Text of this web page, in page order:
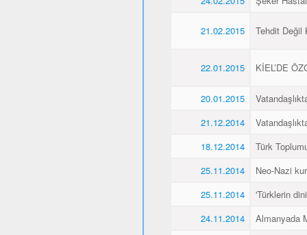
21.02.2015 Tehdit Değil
22.01.2015 KİEL’DE
20.01.2015
21.12.2014
18.12.2014
Türk
25.11.2014
Neo-Nazi
25.11.2014
'Türklerin
24.11.2014
Almanyada